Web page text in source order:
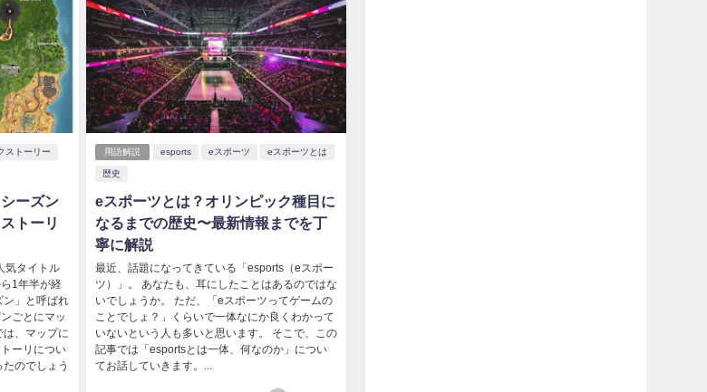
ストーリー
ーズン
トーリ
気タイトル
1年半が経
ン」と呼ばれ
ごとにマッ
は、マップに
ーリについ
のでしょう
用語解説 esports eスポーツ eスポーツとは
歴史
eスポーツとは？オリンピック種目に
なるまでの歴史〜最新情報までを丁
寧に解説
最近、話題になってきている「esports（eスポー
ツ）」。 あなたも、耳にしたことはあるのではな
いでしょうか。 ただ、「eスポーツってゲームの
ことでしょ？」くらいで一体なにか良くわかって
いないという人も多いと思います。 そこで、この
記事では「esportsとは一体、何なのか」につい
てお話していきます。...